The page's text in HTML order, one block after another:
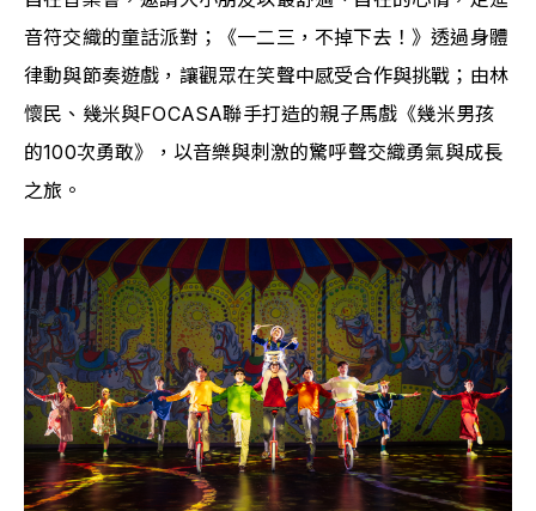
音符交織的童話派對；《一二三，不掉下去！》透過身體
律動與節奏遊戲，讓觀眾在笑聲中感受合作與挑戰；由林
懷民、幾米與FOCASA聯手打造的親子馬戲《幾米男孩
的100次勇敢》，以音樂與刺激的驚呼聲交織勇氣與成長
之旅。